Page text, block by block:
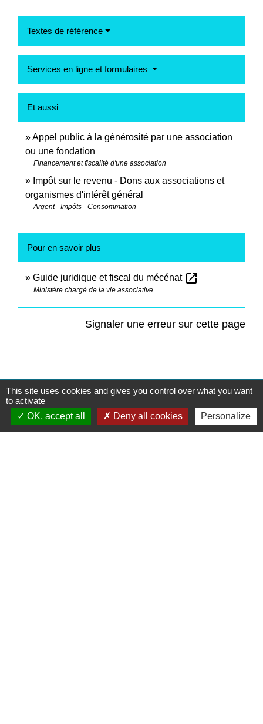
Textes de référence
Services en ligne et formulaires
Et aussi
Appel public à la générosité par une association
ou une fondation
Financement et fiscalité d'une association
Impôt sur le revenu - Dons aux associations et
organismes d'intérêt général
Argent - Impôts - Consommation
Pour en savoir plus
Guide juridique et fiscal du mécénat open_in_new
Ministère chargé de la vie associative
Signaler une erreur sur cette page
Contacts
Commune de Saint-Mesmes
12 rue de Richebourg
This site uses cookies and gives you control over what you want
to activate
OK, accept all
Deny all cookies Personalize